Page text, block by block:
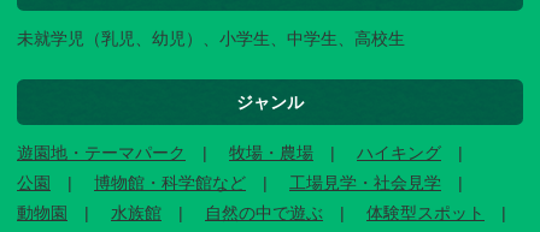
未就学児（乳児、幼児）、小学生、中学生、高校生
ジャンル
遊園地・テーマパーク 牧場・農場
ハイキング
公園
博物館・科学館など
工場見学・社会見学
動物園
水族館 自然の中で遊ぶ
体験型スポット